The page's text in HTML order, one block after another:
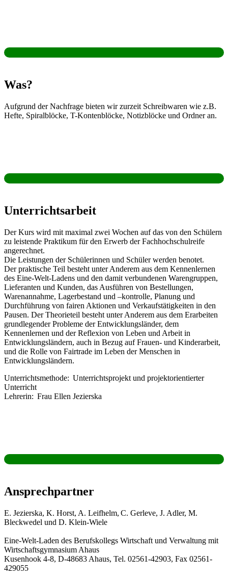
Was?
Aufgrund der Nachfrage bieten wir zurzeit Schreibwaren wie z.B.
Hefte, Spiralblöcke, T-Kontenblöcke, Notizblöcke und Ordner an.
Unterrichtsarbeit
Der Kurs wird mit maximal zwei Wochen auf das von den Schülern
zu leistende Praktikum für den Erwerb der Fachhochschulreife
angerechnet.
Die Leistungen der Schülerinnen und Schüler werden benotet.
Der praktische Teil besteht unter Anderem aus dem Kennenlernen
des Eine-Welt-Ladens und den damit verbundenen Warengruppen,
Lieferanten und Kunden, das Ausführen von Bestellungen,
Warenannahme, Lagerbestand und –kontrolle, Planung und
Durchführung von fairen Aktionen und Verkaufstätigkeiten in den
Pausen. Der Theorieteil besteht unter Anderem aus dem Erarbeiten
grundlegender Probleme der Entwicklungsländer, dem
Kennenlernen und der Reflexion von Leben und Arbeit in
Entwicklungsländern, auch in Bezug auf Frauen- und Kinderarbeit,
und die Rolle von Fairtrade im Leben der Menschen in
Entwicklungsländern.
Unterrichtsmethode: Unterrichtsprojekt und projektorientierter
Unterricht
Lehrerin: Frau Ellen Jezierska
Ansprechpartner
E. Jezierska, K. Horst, A. Leifhelm, C. Gerleve, J. Adler, M.
Bleckwedel und D. Klein-Wiele
Eine-Welt-Laden des Berufskollegs Wirtschaft und Verwaltung mit
Wirtschaftsgymnasium Ahaus
Kusenhook 4-8, D-48683 Ahaus, Tel. 02561-42903, Fax 02561-
429055